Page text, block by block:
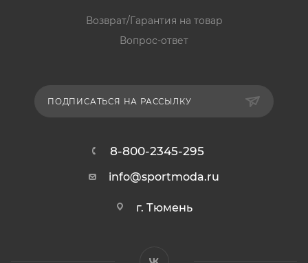
Возврат/Гарантия на товар
Вопрос-ответ
ПОДПИСАТЬСЯ НА РАССЫЛКУ
8-800-2345-295
info@sportmoda.ru
г. Тюмень